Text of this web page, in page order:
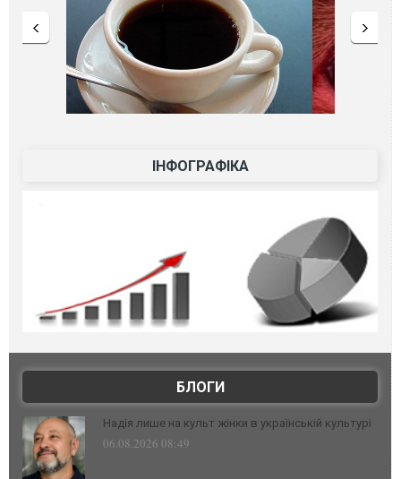
ІНФОГРАФІКА
БЛОГИ
Надія лише на культ жінки в українській культурі
06.08.2026 08:49